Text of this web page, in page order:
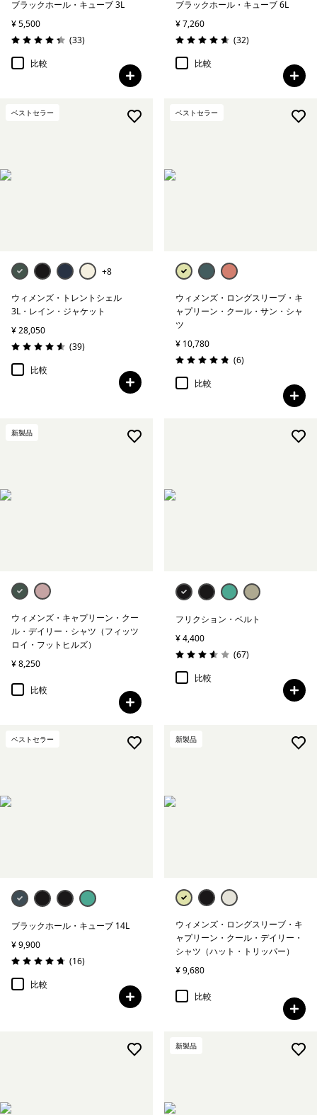
ブラックホール・キューブ 3L
¥ 5,500
評価: 4.4 / 5
(33レビュー
)
比較
ブラックホール・キューブ 6L
¥ 7,260
評価: 4.7 / 5
(32レビュー
)
比較
ベストセラー
+8
ウィメンズ・トレントシェル
3L・レイン・ジャケット
¥ 28,050
評価: 4.6 / 5
(39レビュー
)
比較
ベストセラー
ウィメンズ・ロングスリーブ・キ
ャプリーン・クール・サン・シャ
ツ
¥ 10,780
評価: 4.8 / 5
(6レビュー
)
比較
新製品
ウィメンズ・キャプリーン・クー
ル・デイリー・シャツ（フィッツ
ロイ・フットヒルズ）
¥ 8,250
比較
フリクション・ベルト
¥ 4,400
評価: 3.6 / 5
(67レビュー
)
比較
ベストセラー
ブラックホール・キューブ 14L
¥ 9,900
評価: 4.8 / 5
(16レビュー
)
比較
新製品
ウィメンズ・ロングスリーブ・キ
ャプリーン・クール・デイリー・
シャツ（ハット・トリッパー）
¥ 9,680
比較
新製品